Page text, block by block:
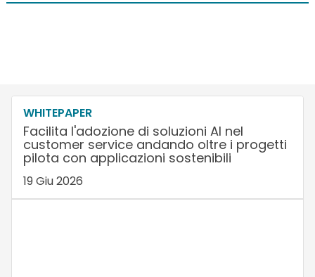
WHITEPAPER
Facilita l'adozione di soluzioni AI nel
customer service andando oltre i progetti
pilota con applicazioni sostenibili
19 Giu 2026